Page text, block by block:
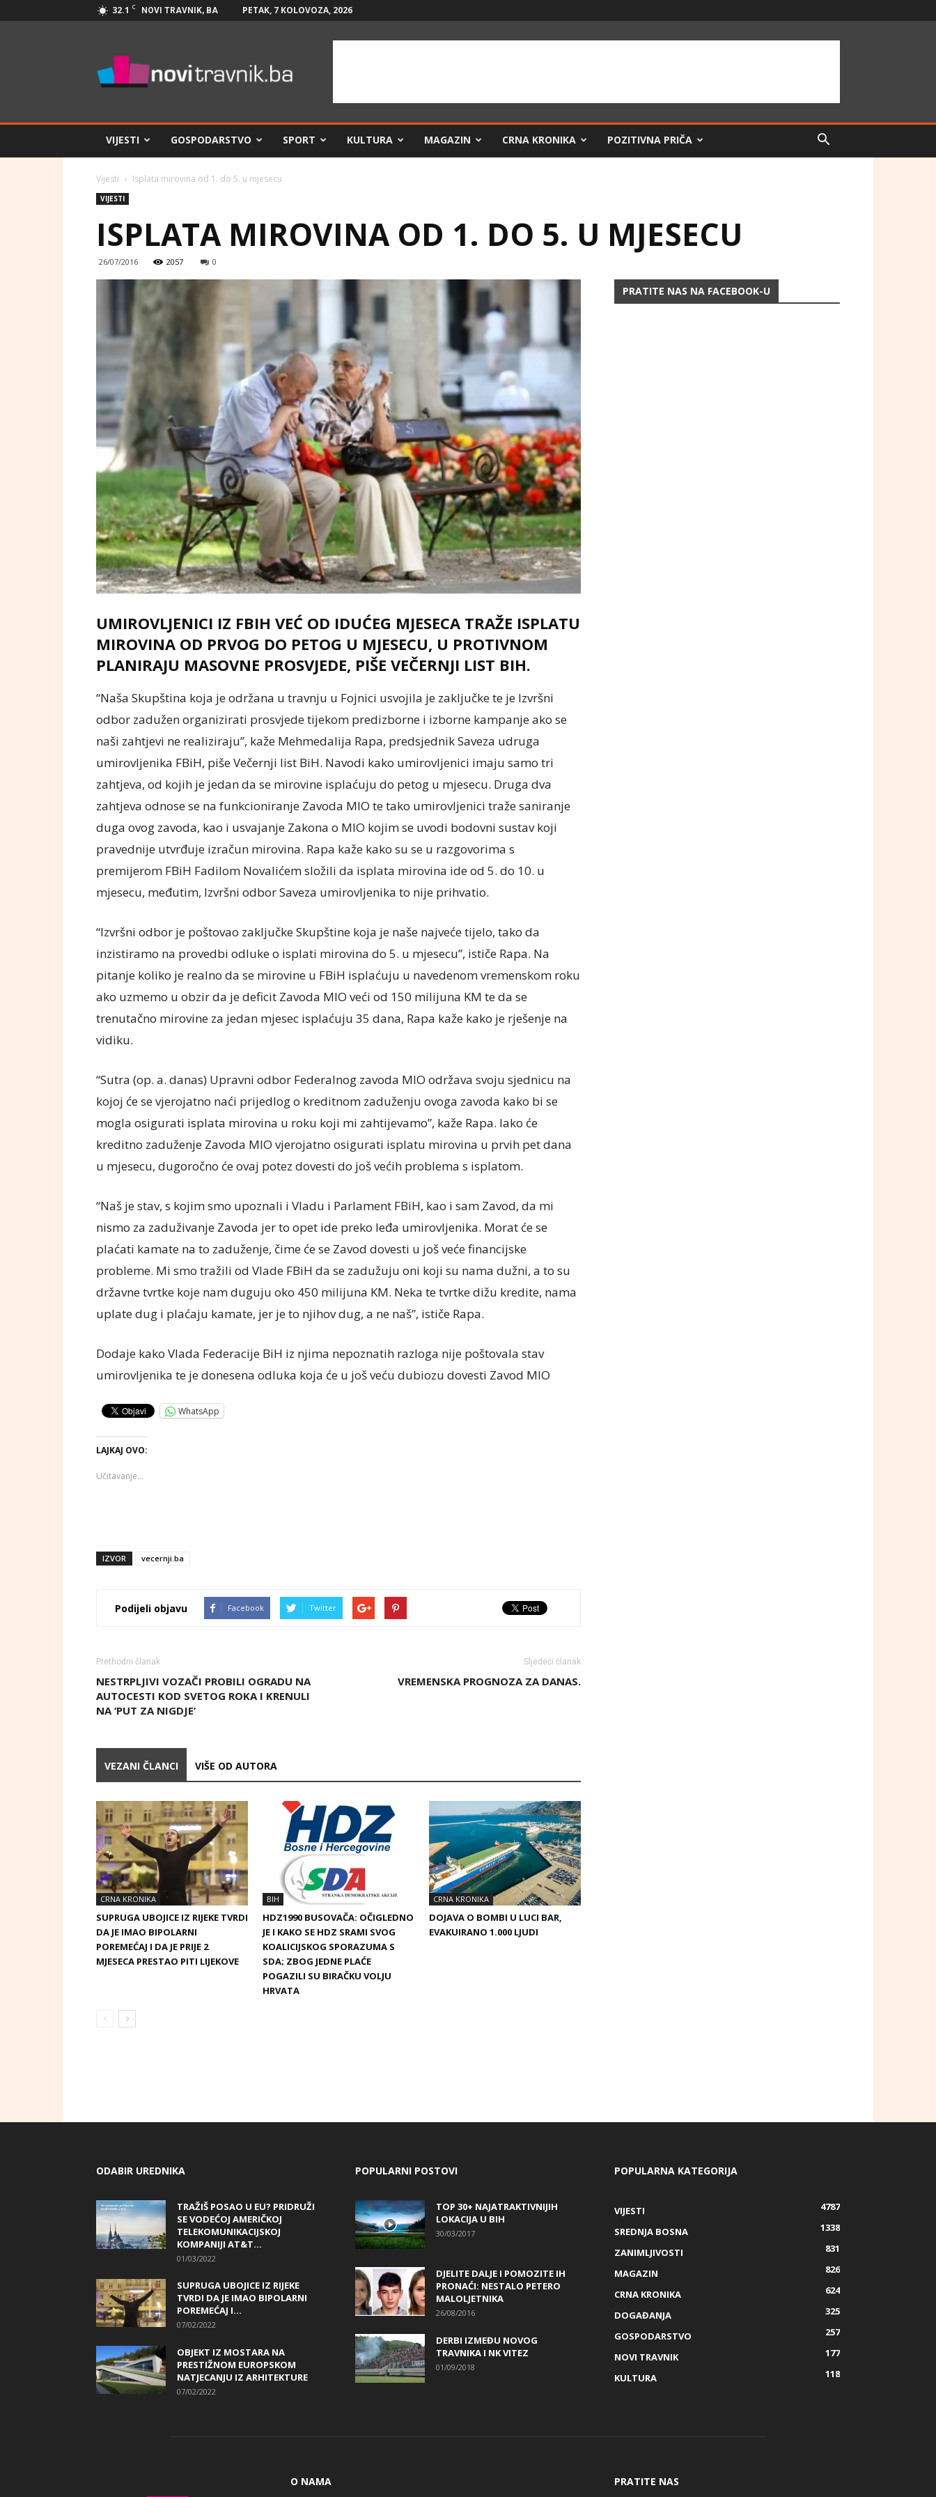
32.1 C NOVI TRAVNIK, BA PETAK, 7 KOLOVOZA, 2026
Travnik.ba
VIJESTI GOSPODARSTVO SPORT KULTURA MAGAZIN CRNA KRONIKA POZITIVNA PRIČA
Vijesti Isplata mirovina od 1. do 5. u mjesecu
VIJESTI
ISPLATA MIROVINA OD 1. DO 5. U MJESECU
26/07/2016 2057 0
UMIROVLJENICI IZ FBIH VEĆ OD IDUĆEG MJESECA TRAŽE ISPLATU
MIROVINA OD PRVOG DO PETOG U MJESECU, U PROTIVNOM
PLANIRAJU MASOVNE PROSVJEDE, PIŠE VEČERNJI LIST BIH.
“Naša Skupština koja je održana u travnju u Fojnici usvojila je zaključke te je Izvršni
odbor zadužen organizirati prosvjede tijekom predizborne i izborne kampanje ako se
naši zahtjevi ne realiziraju”, kaže Mehmedalija Rapa, predsjednik Saveza udruga
umirovljenika FBiH, piše Večernji list BiH. Navodi kako umirovljenici imaju samo tri
zahtjeva, od kojih je jedan da se mirovine isplaćuju do petog u mjesecu. Druga dva
zahtjeva odnose se na funkcioniranje Zavoda MIO te tako umirovljenici traže saniranje
duga ovog zavoda, kao i usvajanje Zakona o MIO kojim se uvodi bodovni sustav koji
pravednije utvrđuje izračun mirovina. Rapa kaže kako su se u razgovorima s
premijerom FBiH Fadilom Novalićem složili da isplata mirovina ide od 5. do 10. u
mjesecu, međutim, Izvršni odbor Saveza umirovljenika to nije prihvatio.
“Izvršni odbor je poštovao zaključke Skupštine koja je naše najveće tijelo, tako da
inzistiramo na provedbi odluke o isplati mirovina do 5. u mjesecu”, ističe Rapa. Na
pitanje koliko je realno da se mirovine u FBiH isplaćuju u navedenom vremenskom roku
ako uzmemo u obzir da je deficit Zavoda MIO veći od 150 milijuna KM te da se
trenutačno mirovine za jedan mjesec isplaćuju 35 dana, Rapa kaže kako je rješenje na
vidiku.
“Sutra (op. a. danas) Upravni odbor Federalnog zavoda MIO održava svoju sjednicu na
kojoj će se vjerojatno naći prijedlog o kreditnom zaduženju ovoga zavoda kako bi se
mogla osigurati isplata mirovina u roku koji mi zahtijevamo”, kaže Rapa. Iako će
kreditno zaduženje Zavoda MIO vjerojatno osigurati isplatu mirovina u prvih pet dana
u mjesecu, dugoročno će ovaj potez dovesti do još većih problema s isplatom.
“Naš je stav, s kojim smo upoznali i Vladu i Parlament FBiH, kao i sam Zavod, da mi
nismo za zaduživanje Zavoda jer to opet ide preko leđa umirovljenika. Morat će se
plaćati kamate na to zaduženje, čime će se Zavod dovesti u još veće financijske
probleme. Mi smo tražili od Vlade FBiH da se zadužuju oni koji su nama dužni, a to su
državne tvrtke koje nam duguju oko 450 milijuna KM. Neka te tvrtke dižu kredite, nama
uplate dug i plaćaju kamate, jer je to njihov dug, a ne naš”, ističe Rapa.
Dodaje kako Vlada Federacije BiH iz njima nepoznatih razloga nije poštovala stav
umirovljenika te je donesena odluka koja će u još veću dubiozu dovesti Zavod MIO
WhatsApp
LAJKAJ OVO:
Učitavanje...
IZVOR vecernji.ba
Podijeli objavu Facebook Twitter
Prethodni članak
NESTRPLJIVI VOZAČI PROBILI OGRADU NA
AUTOCESTI KOD SVETOG ROKA I KRENULI
NA ‘PUT ZA NIGDJE’
Sljedeći članak
VREMENSKA PROGNOZA ZA DANAS.
VEZANI ČLANCI VIŠE OD AUTORA
CRNA KRONIKA
SUPRUGA UBOJICE IZ RIJEKE TVRDI
DA JE IMAO BIPOLARNI
POREMEĆAJ I DA JE PRIJE 2
MJESECA PRESTAO PITI LIJEKOVE
BIH
HDZ1990 BUSOVAČA: OČIGLEDNO
JE I KAKO SE HDZ SRAMI SVOG
KOALICIJSKOG SPORAZUMA S
SDA; ZBOG JEDNE PLAĆE
POGAZILI SU BIRAČKU VOLJU
HRVATA
CRNA KRONIKA
DOJAVA O BOMBI U LUCI BAR,
EVAKUIRANO 1.000 LJUDI
PRATITE NAS NA FACEBOOK-U
ODABIR UREDNIKA
TRAŽIŠ POSAO U EU? PRIDRUŽI
SE VODEĆOJ AMERIČKOJ
TELEKOMUNIKACIJSKOJ
KOMPANIJI AT&T...
01/03/2022
SUPRUGA UBOJICE IZ RIJEKE
TVRDI DA JE IMAO BIPOLARNI
POREMEĆAJ I...
07/02/2022
OBJEKT IZ MOSTARA NA
PRESTIŽNOM EUROPSKOM
NATJECANJU IZ ARHITEKTURE
07/02/2022
POPULARNI POSTOVI
TOP 30+ NAJATRAKTIVNIJIH
LOKACIJA U BIH
30/03/2017
DJELITE DALJE I POMOZITE IH
PRONAĆI: NESTALO PETERO
MALOLJETNIKA
26/08/2016
DERBI IZMEĐU NOVOG
TRAVNIKA I NK VITEZ
01/09/2018
POPULARNA KATEGORIJA
VIJESTI
4787
SREDNJA BOSNA
1338
ZANIMLJIVOSTI
831
MAGAZIN
826
CRNA KRONIKA
624
DOGAĐANJA
325
GOSPODARSTVO
257
NOVI TRAVNIK
177
KULTURA
118
O NAMA PRATITE NAS